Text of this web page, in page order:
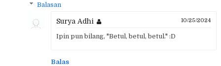
Balasan
Surya Adhi 10/25/2024
Ipin pun bilang, "Betul, betul, betul." :D
Balas